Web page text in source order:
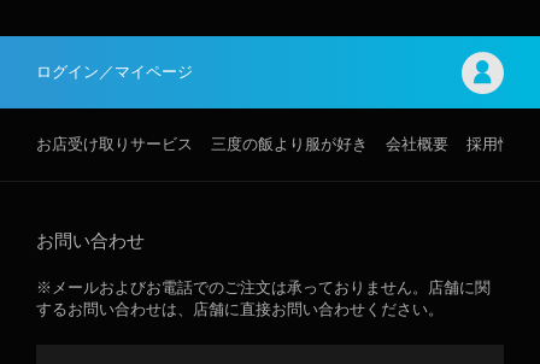
ログイン／マイページ
お店受け取りサービス 三度の飯より服が好き 会社概要 採用情報
お問い合わせ
※メールおよびお電話でのご注文は承っておりません。店舗に関
するお問い合わせは、店舗に直接お問い合わせください。